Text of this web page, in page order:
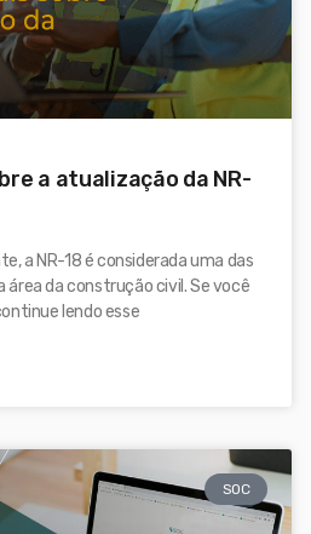
a atualização da NR-
a NR-18 é considerada uma das
da construção civil. Se você
lendo esse
SOC